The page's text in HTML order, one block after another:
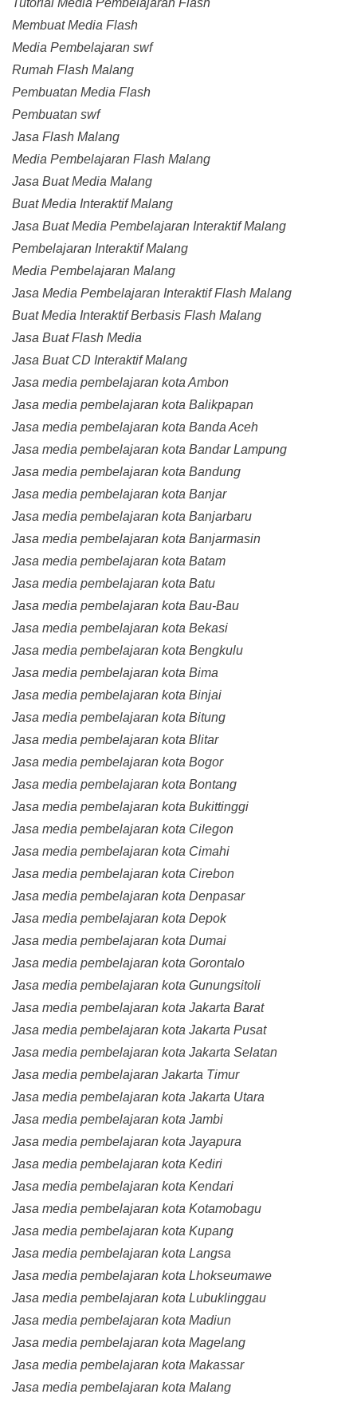
Tutorial Media Pembelajaran Flash
Membuat Media Flash
Media Pembelajaran swf
Rumah Flash Malang
Pembuatan Media Flash
Pembuatan swf
Jasa Flash Malang
Media Pembelajaran Flash Malang
Jasa Buat Media Malang
Buat Media Interaktif Malang
Jasa Buat Media Pembelajaran Interaktif Malang
Pembelajaran Interaktif Malang
Media Pembelajaran Malang
Jasa Media Pembelajaran Interaktif Flash Malang
Buat Media Interaktif Berbasis Flash Malang
Jasa Buat Flash Media
Jasa Buat CD Interaktif Malang
Jasa media pembelajaran kota Ambon
Jasa media pembelajaran kota Balikpapan
Jasa media pembelajaran kota Banda Aceh
Jasa media pembelajaran kota Bandar Lampung
Jasa media pembelajaran kota Bandung
Jasa media pembelajaran kota Banjar
Jasa media pembelajaran kota Banjarbaru
Jasa media pembelajaran kota Banjarmasin
Jasa media pembelajaran kota Batam
Jasa media pembelajaran kota Batu
Jasa media pembelajaran kota Bau-Bau
Jasa media pembelajaran kota Bekasi
Jasa media pembelajaran kota Bengkulu
Jasa media pembelajaran kota Bima
Jasa media pembelajaran kota Binjai
Jasa media pembelajaran kota Bitung
Jasa media pembelajaran kota Blitar
Jasa media pembelajaran kota Bogor
Jasa media pembelajaran kota Bontang
Jasa media pembelajaran kota Bukittinggi
Jasa media pembelajaran kota Cilegon
Jasa media pembelajaran kota Cimahi
Jasa media pembelajaran kota Cirebon
Jasa media pembelajaran kota Denpasar
Jasa media pembelajaran kota Depok
Jasa media pembelajaran kota Dumai
Jasa media pembelajaran kota Gorontalo
Jasa media pembelajaran kota Gunungsitoli
Jasa media pembelajaran kota Jakarta Barat
Jasa media pembelajaran kota Jakarta Pusat
Jasa media pembelajaran kota Jakarta Selatan
Jasa media pembelajaran Jakarta Timur
Jasa media pembelajaran kota Jakarta Utara
Jasa media pembelajaran kota Jambi
Jasa media pembelajaran kota Jayapura
Jasa media pembelajaran kota Kediri
Jasa media pembelajaran kota Kendari
Jasa media pembelajaran kota Kotamobagu
Jasa media pembelajaran kota Kupang
Jasa media pembelajaran kota Langsa
Jasa media pembelajaran kota Lhokseumawe
Jasa media pembelajaran kota Lubuklinggau
Jasa media pembelajaran kota Madiun
Jasa media pembelajaran kota Magelang
Jasa media pembelajaran kota Makassar
Jasa media pembelajaran kota Malang